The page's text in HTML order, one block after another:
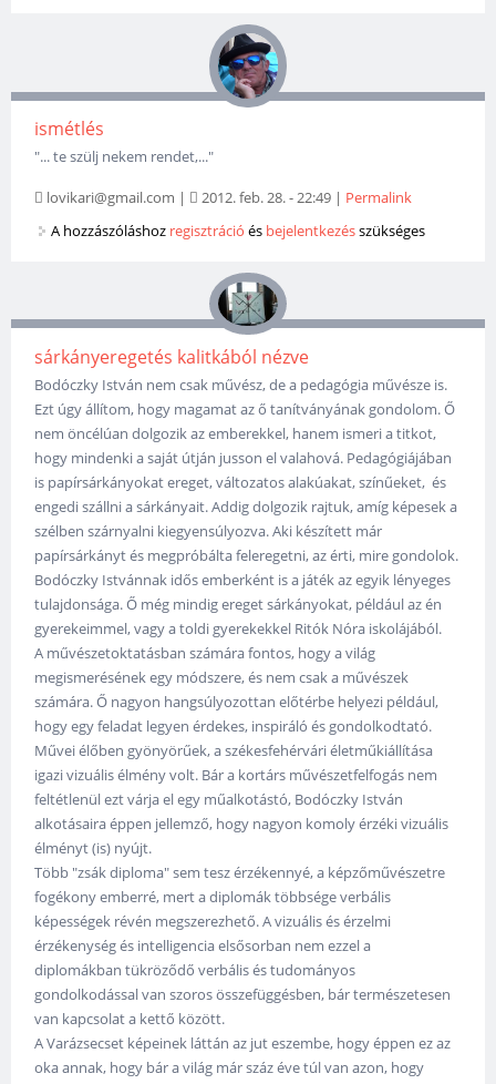
ismétlés
"... te szülj nekem rendet,..."
lovikari@gmail.com | 2012. feb. 28. - 22:49 | Permalink
A hozzászóláshoz regisztráció és bejelentkezésszükséges
sárkányeregetés kalitkából nézve
Bodóczky István nem csak művész, de a pedagógia művésze is.
Ezt úgy állítom, hogy magamat az ő tanítványának gondolom. Ő
nem öncélúan dolgozik az emberekkel, hanem ismeri a titkot,
hogy mindenki a saját útján jusson el valahová. Pedagógiájában
is papírsárkányokat ereget, változatos alakúakat, színűeket, és
engedi szállni a sárkányait. Addig dolgozik rajtuk, amíg képesek a
szélben szárnyalni kiegyensúlyozva. Aki készített már
papírsárkányt és megpróbálta feleregetni, az érti, mire gondolok.
Bodóczky Istvánnak idős emberként is a játék az egyik lényeges
tulajdonsága. Ő még mindig ereget sárkányokat, például az én
gyerekeimmel, vagy a toldi gyerekekkel Ritók Nóra iskolájából.
A művészetoktatásban számára fontos, hogy a világ
megismerésének egy módszere, és nem csak a művészek
számára. Ő nagyon hangsúlyozottan előtérbe helyezi például,
hogy egy feladat legyen érdekes, inspiráló és gondolkodtató.
Művei élőben gyönyörűek, a székesfehérvári életműkiállítása
igazi vizuális élmény volt. Bár a kortárs művészetfelfogás nem
feltétlenül ezt várja el egy műalkotástó, Bodóczky István
alkotásaira éppen jellemző, hogy nagyon komoly érzéki vizuális
élményt (is) nyújt.
Több "zsák diploma" sem tesz érzékennyé, a képzőművészetre
fogékony emberré, mert a diplomák többsége verbális
képességek révén megszerezhető. A vizuális és érzelmi
érzékenység és intelligencia elsősorban nem ezzel a
diplomákban tükröződő verbális és tudományos
gondolkodással van szoros összefüggésben, bár természetesen
van kapcsolat a kettő között.
A Varázsecset képeinek láttán az jut eszembe, hogy éppen ez az
oka annak, hogy bár a világ már száz éve túl van azon, hogy